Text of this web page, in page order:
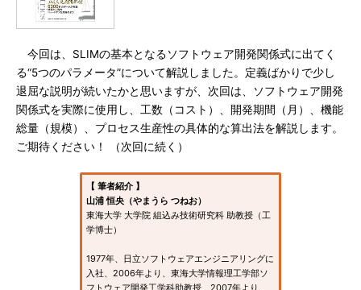
今回は、SLIMの基本となるソフトウェア開発関係式に出てく
る“5つのパラメータ”について解説しました。定義ばかりで少し
退屈な説明が続いたかと思いますが、次回は、ソフトウェア開発
関係式を実際に使用し、工数（コスト）、開発期間（月）、機能
総量（規模）、プロセス生産性の具体的な算出法を解説します。
ご期待ください！ （次回に続く）
【 筆者紹介 】
山浦 恒央（やまうら つねお）
東海大学 大学院 組込み技術研究科 助教授（工
学博士）
1977年、日立ソフトウェアエンジニアリングに
入社、2006年より、東海大学情報理工学部ソ
フトウェア開発工学科助教授、2007年より、